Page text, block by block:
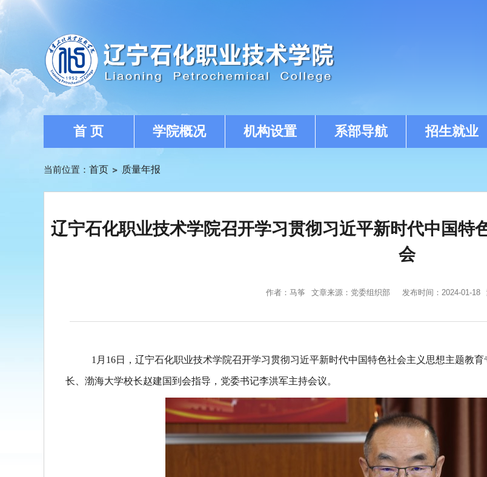
首 页 学院概况 机构设置 系部导航 招生就业
当前位置： 首页 质量年报
辽宁石化职业技术学院召开学习贯彻习近平新时代中国特
会
作者：马筝 文章来源：党委组织部 发布时间：2024-01-18
1 月 16日，辽宁石化职业技术学院召开学习贯彻习近平新时代中国特色社会主义思想主题教
长、渤海大学校长赵建国到会指导，党委书记李洪军主持会议。